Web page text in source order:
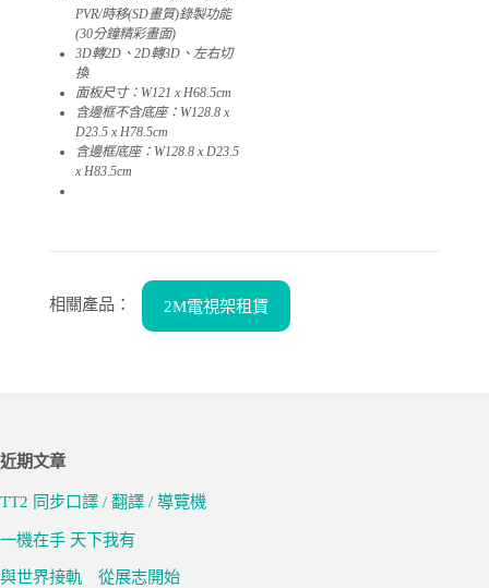
PVR/時移(SD畫質)錄製功能
(30分鐘精彩畫面)
3D轉2D、2D轉3D、左右切
換
面板尺寸：W121 x H68.5cm
含邊框不含底座：W128.8 x
D23.5 x H78.5cm
含邊框底座：W128.8 x D23.5
x H83.5cm​
相關產品： 2M電視架租賃
近期文章
TT2 同步口譯 / 翻譯 / 導覽機
一機在手 天下我有
與世界接軌 從展志開始